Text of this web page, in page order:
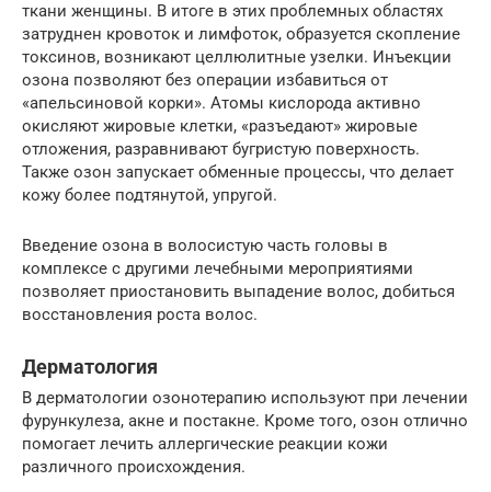
ткани женщины. В итоге в этих проблемных областях
затруднен кровоток и лимфоток, образуется скопление
токсинов, возникают целлюлитные узелки. Инъекции
озона позволяют без операции избавиться от
«апельсиновой корки». Атомы кислорода активно
окисляют жировые клетки, «разъедают» жировые
отложения, разравнивают бугристую поверхность.
Также озон запускает обменные процессы, что делает
кожу более подтянутой, упругой.
Введение озона в волосистую часть головы в
комплексе с другими лечебными мероприятиями
позволяет приостановить выпадение волос, добиться
восстановления роста волос.
Дерматология
В дерматологии озонотерапию используют при лечении
фурункулеза, акне и постакне. Кроме того, озон отлично
помогает лечить аллергические реакции кожи
различного происхождения.